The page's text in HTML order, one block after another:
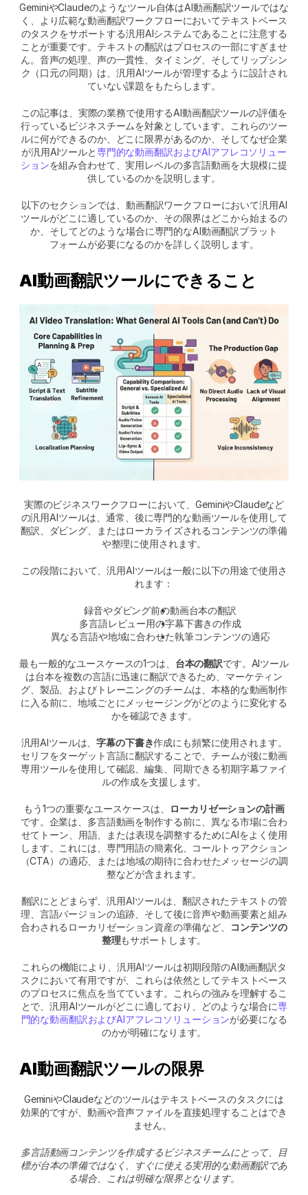
GeminiやClaudeのようなツール自体はAI動画翻訳ツールではな
く、より広範な動画翻訳ワークフローにおいてテキストベース
のタスクをサポートする汎用AIシステムであることに注意する
ことが重要です。テキストの翻訳はプロセスの一部にすぎませ
ん。音声の処理、声の一貫性、タイミング、そしてリップシン
ク（口元の同期）は、汎用AIツールが管理するように設計され
ていない課題をもたらします。
この記事は、実際の業務で使用するAI動画翻訳ツールの評価を
行っているビジネスチームを対象としています。これらのツー
ルに何ができるのか、どこに限界があるのか、そしてなぜ企業
が汎用AIツールと専門的な動画翻訳およびAIアフレコソリュー
ションを組み合わせて、実用レベルの多言語動画を大規模に提
供しているのかを説明します。
以下のセクションでは、動画翻訳ワークフローにおいて汎用AI
ツールがどこに適しているのか、その限界はどこから始まるの
か、そしてどのような場合に専門的なAI動画翻訳プラット
フォームが必要になるのかを詳しく説明します。
AI動画翻訳ツールにできること
実際のビジネスワークフローにおいて、GeminiやClaudeなど
の汎用AIツールは、通常、後に専門的な動画ツールを使用して
翻訳、ダビング、またはローカライズされるコンテンツの準備
や整理に使用されます。
この段階において、汎用AIツールは一般に以下の用途で使用さ
れます：
録音やダビング前の動画台本の翻訳
多言語レビュー用の字幕下書きの作成
異なる言語や地域に合わせた執筆コンテンツの適応
最も一般的なユースケースの1つは、 台本の翻訳です。AIツール
は台本を複数の言語に迅速に翻訳できるため、マーケティン
グ、製品、およびトレーニングのチームは、本格的な動画制作
に入る前に、地域ごとにメッセージングがどのように変化する
かを確認できます。
汎用AIツールは、字幕の下書き作成にも頻繁に使用されます。
セリフをターゲット言語に翻訳することで、チームが後に動画
専用ツールを使用して確認、編集、同期できる初期字幕ファイ
ルの作成を支援します。
もう1つの重要なユースケースは、
ローカリゼーションの計画
です。企業は、多言語動画を制作する前に、異なる市場に合わ
せてトーン、用語、または表現を調整するためにAIをよく使用
します。これには、専門用語の簡素化、コールトゥアクション
（CTA）の適応、または地域の期待に合わせたメッセージの調
整などが含まれます。
翻訳にとどまらず、汎用AIツールは、翻訳されたテキストの管
理、言語バージョンの追跡、そして後に音声や動画要素と組み
合わされるローカリゼーション資産の準備など、
コンテンツの
整理もサポートします。
これらの機能により、汎用AIツールは初期段階のAI動画翻訳タ
スクにおいて有用ですが、これらは依然としてテキストベース
のプロセスに焦点を当てています。これらの強みを理解するこ
とで、汎用AIツールがどこに適しており、どのような場合に専
門的な動画翻訳およびAIアフレコソリューションが必要になる
のかが明確になります。
AI動画翻訳ツールの限界
GeminiやClaudeなどのツールはテキストベースのタスクには
効果的ですが、動画や音声ファイルを直接処理することはでき
ません。
多言語動画コンテンツを作成するビジネスチームにとって、目
標が台本の準備ではなく、すぐに使える実用的な動画翻訳であ
る場合、これは明確な限界となります。